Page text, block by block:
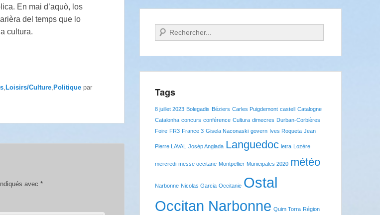
En mai d’aquò, los
del temps que lo
cultura.
Loisirs/Culture Politique par
avec *
Recherche
Tags
8 juillet 2023 Bolegadis Béziers Carles Puigdemont castell Catalogne
Catalonha concurs conférence Cultura dimecres Durban-Corbières
Foire FR3 France 3 Gisela Naconaski govern Ives Roqueta Jean
Pierre LAVAL Josèp Anglada Languedoc letra Lozère
mercredi messe occitane Montpellier Municipales 2020 météo
Narbonne Nicolas Garcia Occitanie Ostal
Occitan Narbonne Quim Torra Région